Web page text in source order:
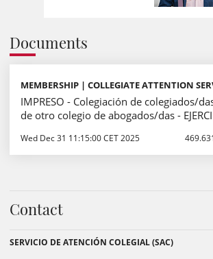
Documents
MEMBERSHIP | COLLEGIATE ATTENTION
IMPRESO - Colegiación de colegiados/
de otro colegio de abogados/das -
Wed Dec 31 11:15:00 CET 2025
Contact
SERVICIO DE ATENCIÓN COLEGIAL (SAC)